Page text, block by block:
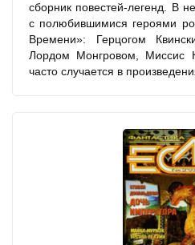
сборник повестей-легенд. В
с полюбившимися героями
Времени»: Герцогом
Лордом Монгровом, Миссис
часто случается в